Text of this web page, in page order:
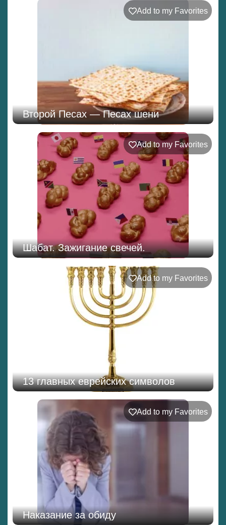
Add to my Favorites
Второй Песах — Песах шени
Add to my Favorites
Шабат. Зажигание свечей.
Add to my Favorites
13 главных еврейских символов
Add to my Favorites
Наказание за обиду